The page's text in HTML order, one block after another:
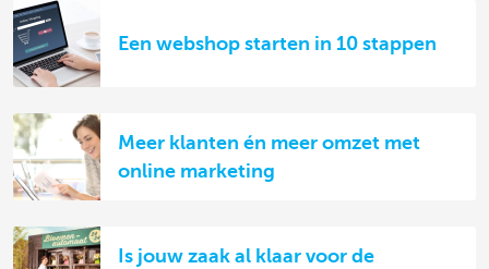
Een webshop starten in 10 stappen
Meer klanten én meer omzet met
online marketing
Is jouw zaak al klaar voor de